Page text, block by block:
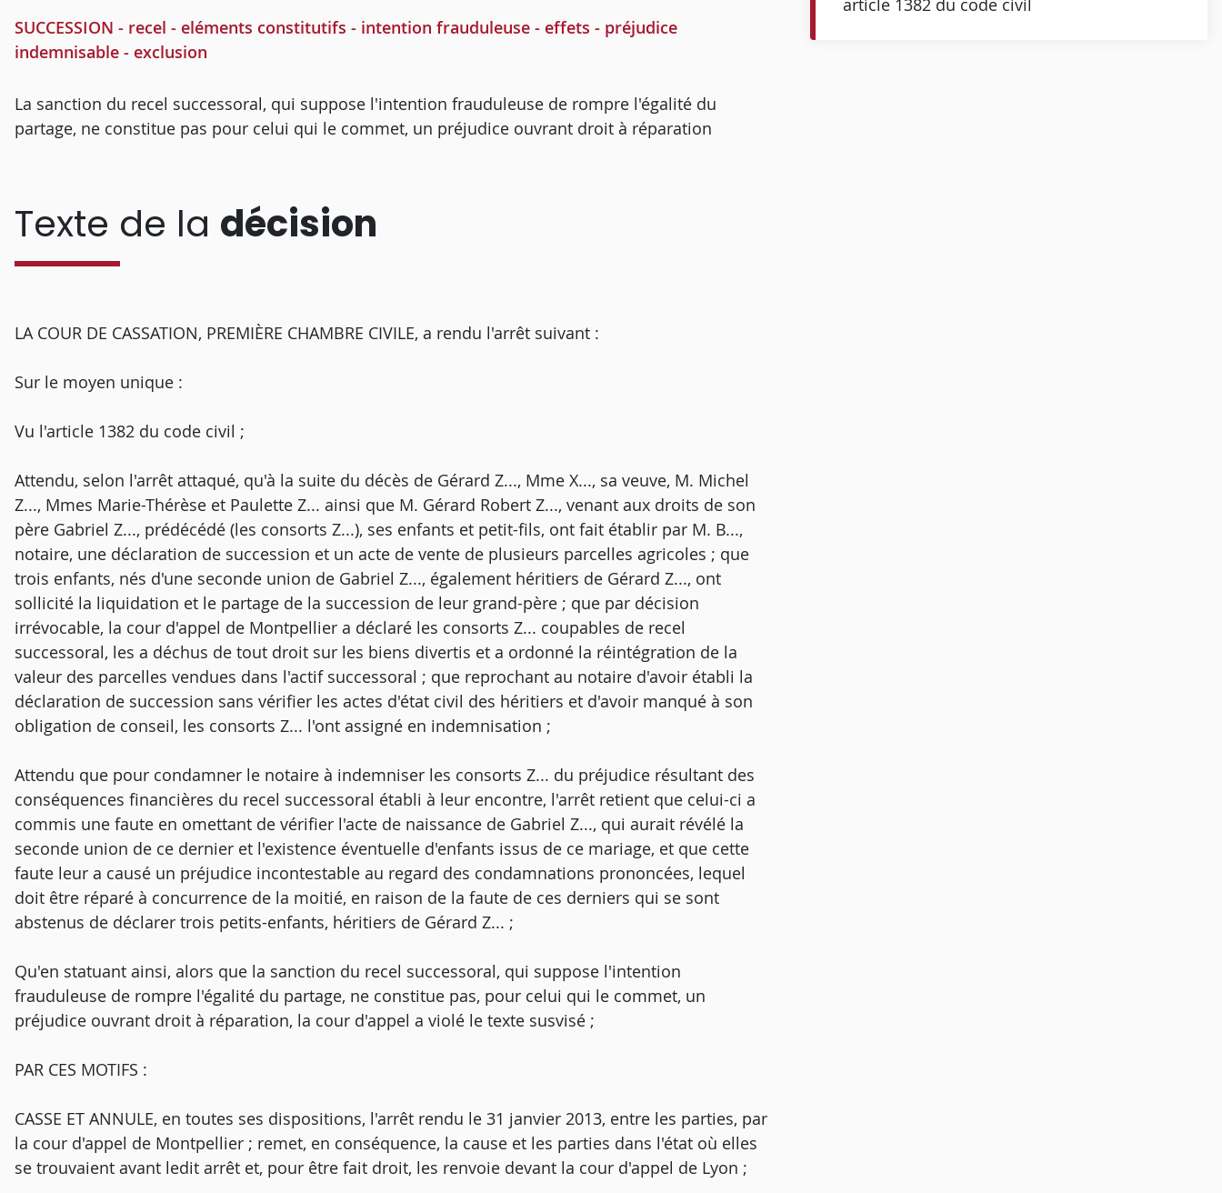
SUCCESSION - recel - eléments constitutifs - intention frauduleuse - effets - préjudice
indemnisable - exclusion
La sanction du recel successoral, qui suppose l'intention frauduleuse de rompre l'égalité du
partage, ne constitue pas pour celui qui le commet, un préjudice ouvrant droit à réparation
Texte de la décision
LA COUR DE CASSATION, PREMIÈRE CHAMBRE CIVILE, a rendu l'arrêt suivant :
Sur le moyen unique :
Vu l'article 1382 du code civil ;
Attendu, selon l'arrêt attaqué, qu'à la suite du décès de Gérard Z..., Mme X..., sa veuve, M. Michel
Z..., Mmes Marie-Thérèse et Paulette Z... ainsi que M. Gérard Robert Z..., venant aux droits de son
père Gabriel Z..., prédécédé (les consorts Z...), ses enfants et petit-fils, ont fait établir par M. B...,
notaire, une déclaration de succession et un acte de vente de plusieurs parcelles agricoles ; que
trois enfants, nés d'une seconde union de Gabriel Z..., également héritiers de Gérard Z..., ont
sollicité la liquidation et le partage de la succession de leur grand-père ; que par décision
irrévocable, la cour d'appel de Montpellier a déclaré les consorts Z... coupables de recel
successoral, les a déchus de tout droit sur les biens divertis et a ordonné la réintégration de la
valeur des parcelles vendues dans l'actif successoral ; que reprochant au notaire d'avoir établi la
déclaration de succession sans vérifier les actes d'état civil des héritiers et d'avoir manqué à son
obligation de conseil, les consorts Z... l'ont assigné en indemnisation ;
Attendu que pour condamner le notaire à indemniser les consorts Z... du préjudice résultant des
conséquences financières du recel successoral établi à leur encontre, l'arrêt retient que celui-ci a
commis une faute en omettant de vérifier l'acte de naissance de Gabriel Z..., qui aurait révélé la
seconde union de ce dernier et l'existence éventuelle d'enfants issus de ce mariage, et que cette
faute leur a causé un préjudice incontestable au regard des condamnations prononcées, lequel
doit être réparé à concurrence de la moitié, en raison de la faute de ces derniers qui se sont
abstenus de déclarer trois petits-enfants, héritiers de Gérard Z... ;
Qu'en statuant ainsi, alors que la sanction du recel successoral, qui suppose l'intention
frauduleuse de rompre l'égalité du partage, ne constitue pas, pour celui qui le commet, un
préjudice ouvrant droit à réparation, la cour d'appel a violé le texte susvisé ;
PAR CES MOTIFS :
CASSE ET ANNULE, en toutes ses dispositions, l'arrêt rendu le 31 janvier 2013, entre les parties, par
la cour d'appel de Montpellier ; remet, en conséquence, la cause et les parties dans l'état où elles
se trouvaient avant ledit arrêt et, pour être fait droit, les renvoie devant la cour d'appel de Lyon ;
article 1382 du code civil